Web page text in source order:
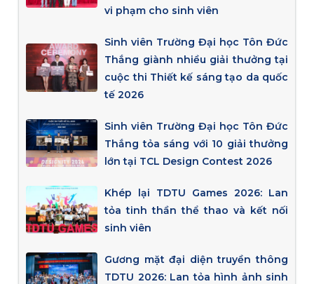
vi phạm cho sinh viên
Sinh viên Trường Đại học Tôn Đức
Thắng giành nhiều giải thưởng tại
cuộc thi Thiết kế sáng tạo da quốc
tế 2026
Sinh viên Trường Đại học Tôn Đức
Thắng tỏa sáng với 10 giải thưởng
lớn tại TCL Design Contest 2026
Khép lại TDTU Games 2026: Lan
tỏa tinh thần thể thao và kết nối
sinh viên
Gương mặt đại diện truyền thông
TDTU 2026: Lan tỏa hình ảnh sinh